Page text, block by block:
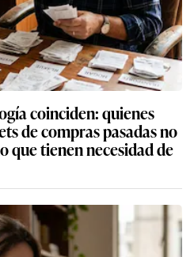
coinciden: quienes
de compras pasadas no
que tienen necesidad de